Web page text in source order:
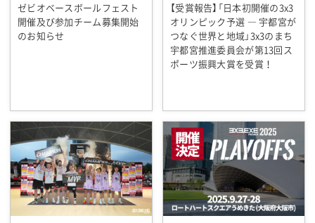
ゼビオベースボールフェスト
開催及び参加チーム募集開始
のお知らせ
【受賞報告】「日本初開催の3x3
オリンピック予選 ― 宇都宮が
つなぐ世界と地域」3x3のまち
宇都宮推進委員会が第13回ス
ポーツ振興大賞を受賞！